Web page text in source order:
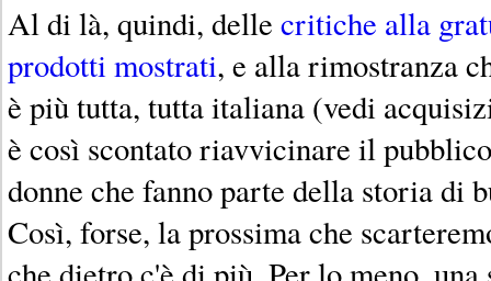
Al di là, quindi, delle critiche alla
prodotti mostrati, e alla rimostranza
è più tutta, tutta italiana (vedi
è così scontato riavvicinare il
donne che fanno parte della storia di
Così, forse, la prossima che